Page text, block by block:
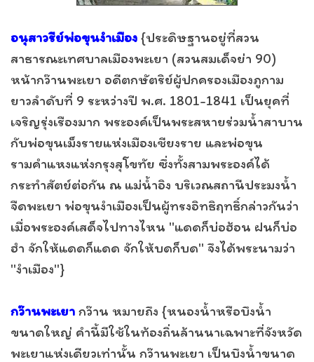
อนุสาวรีย์พ่อขุนงำเมือง {ประดิษฐานอยู่ที่สวน
สาธารณะเทศบาลเมืองพะเยา (สวนสมเด็จย่า 90)
หน้ากว๊านพะเยา อดีตกษัตริย์ผู้ปกครองเมืองภูกาม
ยาวลำดับที่ 9 ระหว่างปี พ.ศ. 1801-1841 เป็นยุคที่
เจริญรุ่งเรืองมาก พระองค์เป็นพระสหายร่วมน้ำสาบาน
กับพ่อขุนเม็งรายแห่งเมืองเชียงราย และพ่อขุน
รามคำแหงแห่งกรุงสุโขทัย ซึ่งทั้งสามพระองค์ได้
กระทำสัตย์ต่อกัน ณ แม่น้ำอิง บริเวณสถานีประมงน้ำ
จืดพะเยา พ่อขุนงำเมืองเป็นผู้ทรงอิทธิฤทธิ์กล่าวกันว่า
เมื่อพระองค์เสด็จไปทางไหน "แดดก็บ่อฮ้อน ฝนก็บ่อ
ฮำ จักให้แดดก็แดด จักให้บดก็บด" จึงได้พระนามว่า
"งำเมือง"}
กว๊านพะเยา กว๊าน หมายถึง {หนองน้ำหรือบึงน้ำ
ขนาดใหญ่ คำนี้มีใช้ในท้องถิ่นล้านนาเฉพาะที่จังหวัด
พะเยาแห่งเดียวเท่านั้น กว๊านพะเยา เป็นบึงน้ำขนาด